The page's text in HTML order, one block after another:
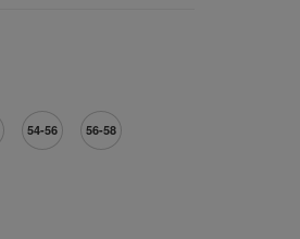
54-56 56-58